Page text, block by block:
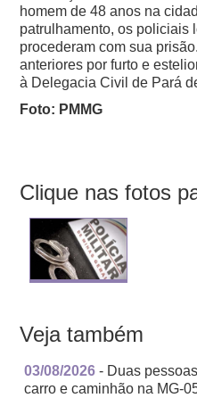
homem de 48 anos na
patrulhamento, os policiais
procederam com sua
anteriores por furto e
à Delegacia Civil de Pará
Foto: PMMG
Clique nas fotos
Veja também
03/08/2026 - Duas
carro e caminhão na MG-